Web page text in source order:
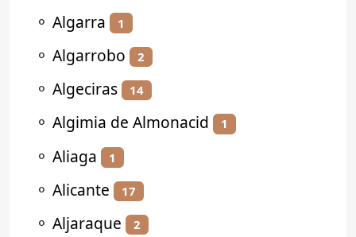
⚬ Algarra 1
⚬ Algarrobo 2
⚬ Algeciras 14
⚬ Algimia de Almonacid 1
⚬ Aliaga 1
⚬ Alicante 17
⚬ Aljaraque 2